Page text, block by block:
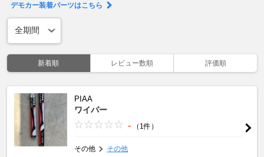
デモカー装着パーツはこちら
新着順 レビュー数順 評価順
PIAA
ワイパー
- （1件）
その他 その他